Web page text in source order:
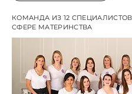
КОМАНДА ИЗ 12
СФЕРЕ МАТЕРИНСТВА